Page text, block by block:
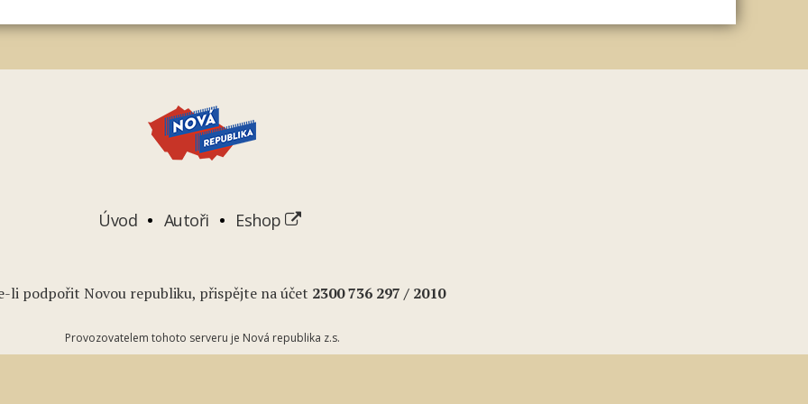
Úvod Autoři Eshop
li podpořit Novou republiku, přispějte na účet 2300 736 297 / 2010
Provozovatelem tohoto serveru je Nová republika z.s.